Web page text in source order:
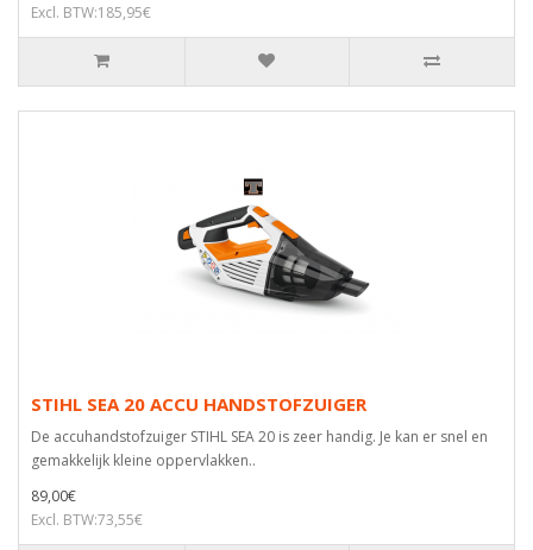
Excl. BTW:185,95€
STIHL SEA 20 ACCU HANDSTOFZUIGER
De accuhandstofzuiger STIHL SEA 20 is zeer handig. Je kan er snel en
gemakkelijk kleine oppervlakken..
89,00€
Excl. BTW:73,55€